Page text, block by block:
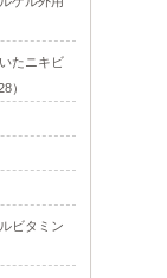
たニキビ
）
ビタミン